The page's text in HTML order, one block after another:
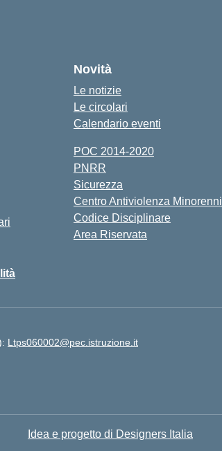
Novità
Le notizie
Le circolari
Calendario eventi
POC 2014-2020
PNRR
Sicurezza
Centro Antiviolenza Minorenni
Codice Disciplinare
Area Riservata
Ltps060002@pec.istruzione.it
Idea e progetto di Designers Italia